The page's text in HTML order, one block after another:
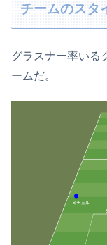
チームのスタ
グラスナー率いる
ームだ。